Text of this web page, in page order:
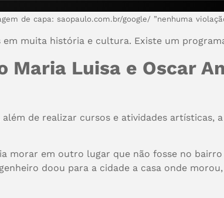
de capa: saopaulo.com.br/google/ ”nenhuma
muita história e cultura. Existe um
Maria Luisa e Oscar
de realizar cursos e atividades artísticas,
morar em outro lugar que não fosse no bairro
doou para a cidade a casa onde